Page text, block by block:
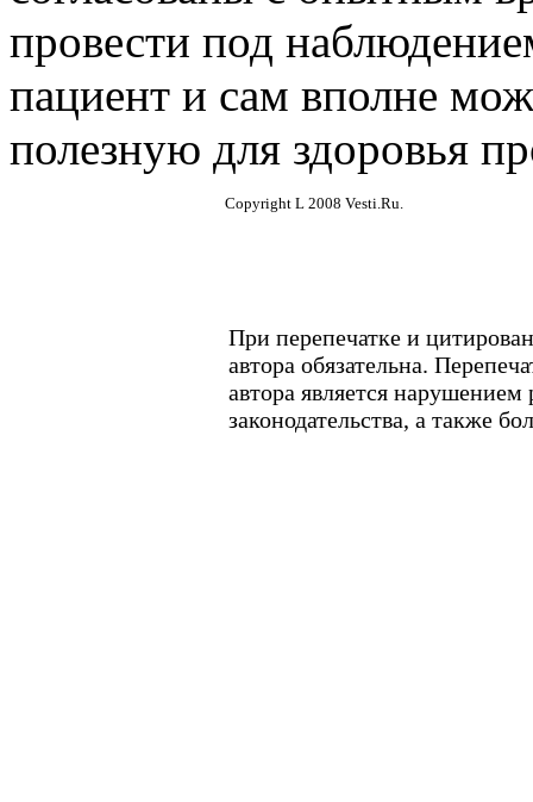
провести под
пациент и сам вполне
полезную для здоровья
Copyright L 2008 Vesti.Ru.
При перепечатке и
автора обязательна.
автора является
законодательства, а также